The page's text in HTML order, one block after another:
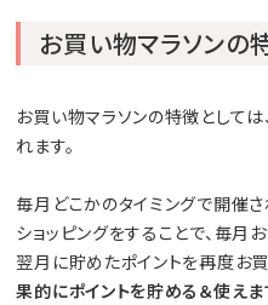
お買い物マラソンの
お買い物マラソンの特徴としては
れます。
毎月どこかのタイミングで開催
ショッピングをすることで、毎月
翌月に貯めたポイントを再度お
果的にポイントを貯める＆使えま